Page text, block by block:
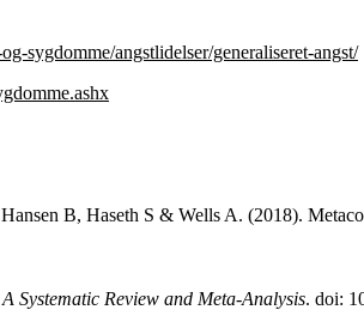
sygdomme/angstlidelser/generaliseret-angst/
B, Haseth S & Wells A. (2018).
Systematic Review and Meta-Analysis. doi: